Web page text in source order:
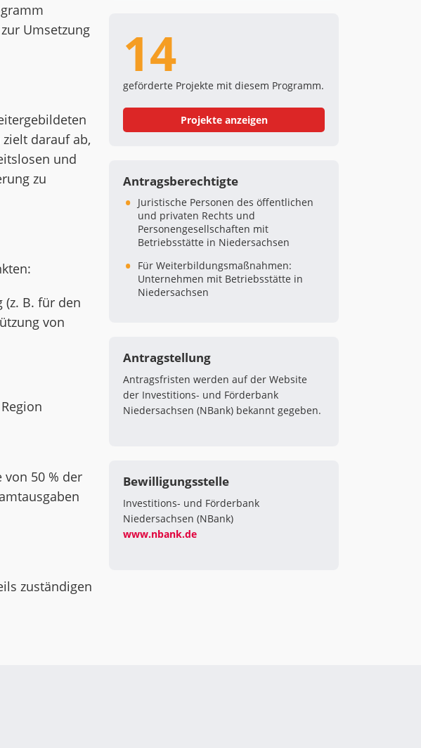
Umsetzung
darauf ab,
und
zu
(z. B. für den
von
50 % der
zuständigen
14
geförderte Projekte mit diesem Programm.
Projekte anzeigen
Antragsberechtigte
Juristische Personen des öffentlichen
und privaten Rechts und
Personengesellschaften mit
Betriebsstätte in Niedersachsen
Für Weiterbildungsmaßnahmen:
Unternehmen mit Betriebsstätte in
Niedersachsen
Antragstellung
Antragsfristen werden auf der Website
der Investitions- und Förderbank
Niedersachsen (NBank) bekannt gegeben.
Bewilligungsstelle
Investitions- und Förderbank
Niedersachsen (NBank)
www.nbank.de